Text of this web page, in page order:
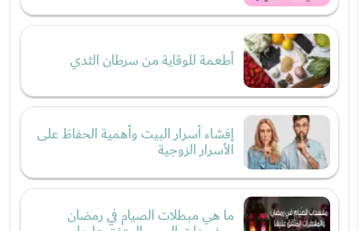
أطعمة للوقاية من سرطان الثدي
إفشاء أسرار البيت وأهمية الحفاظ على
الأسرار الزوجية
ما هي مبطلات الصيام في رمضان